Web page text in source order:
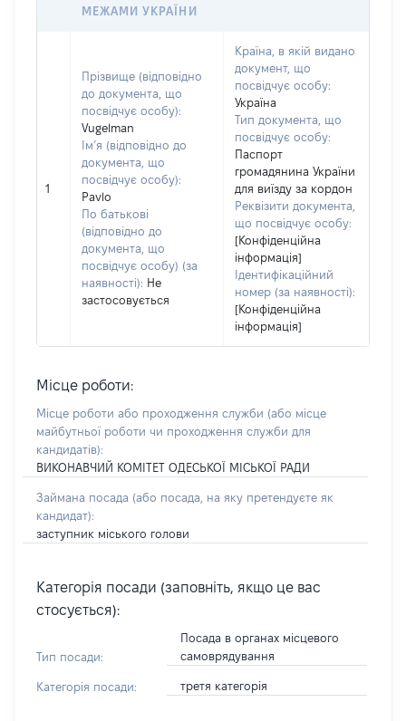
МЕЖАМИ УКРАЇНИ
1
Прізвище (відповідно
до документа, що
посвідчує особу):
Vugelman
Ім’я (відповідно до
документа, що
посвідчує особу):
Pavlo
По батькові
(відповідно до
документа, що
посвідчує особу) (за
наявності): Не
застосовується
Країна, в якій видано
документ, що
посвідчує особу:
Україна
Тип документа, що
посвідчує особу:
Паспорт
громадянина України
для виїзду за кордон
Реквізити документа,
що посвідчує особу:
[Конфіденційна
інформація]
Ідентифікаційний
номер (за наявності):
[Конфіденційна
інформація]
Місце роботи:
Місце роботи або проходження служби (або місце
майбутньої роботи чи проходження служби для
кандидатів):
ВИКОНАВЧИЙ КОМІТЕТ ОДЕСЬКОЇ МІСЬКОЇ РАДИ
Займана посада (або посада, на яку претендуєте як
кандидат):
заступник міського голови
Категорія посади (заповніть, якщо це вас
стосується):
Тип посади:
Посада в органах місцевого
самоврядування
Категорія посади: третя категорія